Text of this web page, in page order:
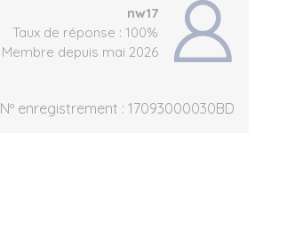
nw17
Taux de réponse : 100%
Membre depuis mai 2026
Nº enregistrement : 17093000030BD